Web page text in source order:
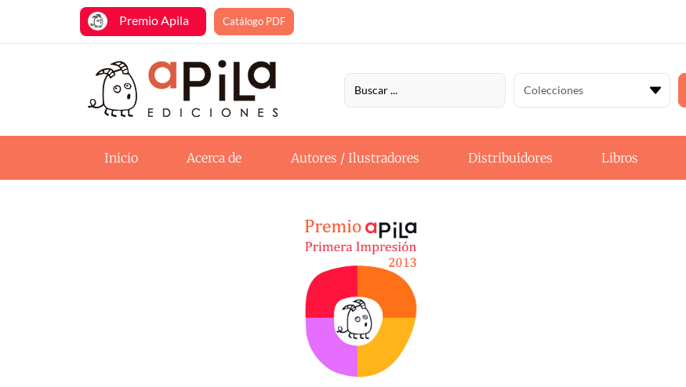
Premio Apila Catálogo PDF
Inicio Acerca de Autores / Ilustradores Distribuidores Libros